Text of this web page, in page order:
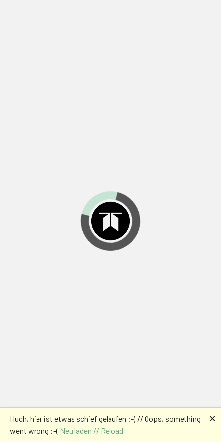
Huch, hier ist etwas schief gelaufen :-( // Oops, something
went wrong :-( Neu laden // Reload
🗙